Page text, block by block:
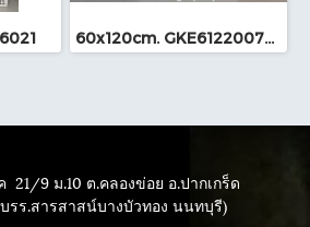
60x120cm. GKE6122007_P (TS-I)
21/9 ม.10 ต.คลองข่อย อ.ปากเกร็ด
รร.สารสาสน์บางบัวทอง นนทบุรี)